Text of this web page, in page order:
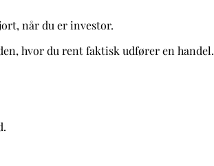
når du er investor.
hvor du rent faktisk udfører en handel.